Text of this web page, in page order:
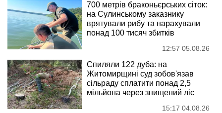
700 метрів браконьєрських сіток:
на Сулинському заказнику
врятували рибу та нарахували
понад 100 тисяч збитків
12:57 05.08.26
Спиляли 122 дуба: на
Житомирщині суд зобов'язав
сільраду сплатити понад 2,5
мільйона через знищений ліс
15:17 04.08.26